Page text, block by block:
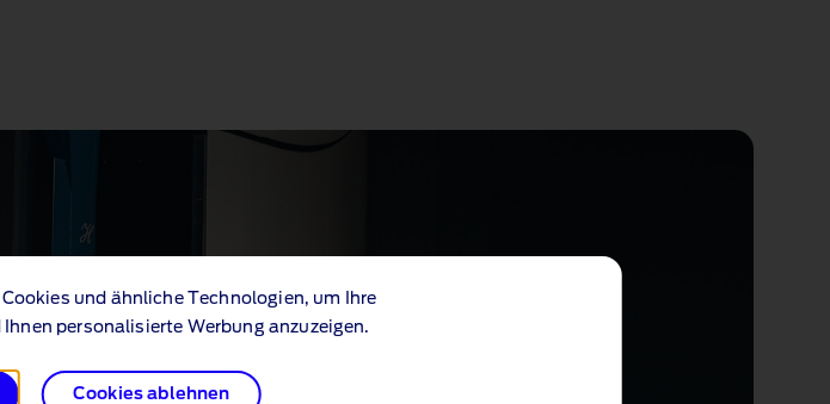
und ähnliche Technologien, um Ihre
personalisierte Werbung anzuzeigen.
Cookies ablehnen